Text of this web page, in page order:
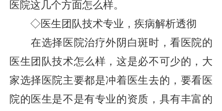
医院这几个方面怎么样。
◇医生团队技术专业，疾病解析透彻
在选择医院治疗外阴白斑时，看医院的
医生团队技术怎么样，这是必不可少的，大
家选择医院主要都是冲着医生去的，要看医
院的医生是不是有专业的资质，具有丰富的